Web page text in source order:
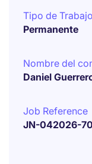
Tipo de Trabajo
Permanente
Nombre del
Daniel
Job Reference
JN-042026-